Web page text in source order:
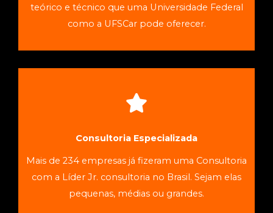
teórico e técnico que uma Universidade Federal
como a UFSCar pode oferecer.
Consultoria Especializada
Mais de 234 empresas já fizeram uma Consultoria
com a Líder Jr. consultoria no Brasil. Sejam elas
pequenas, médias ou grandes.
Conheça a Líder Jr.
Consultoria Empresarial especializada em
AGENDE UMA CONVERSA